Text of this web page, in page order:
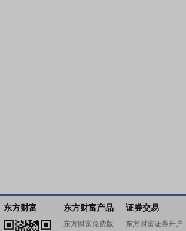
东方财富 东方财富产品
东方财富免费版
证券交易
东方财富证券开户